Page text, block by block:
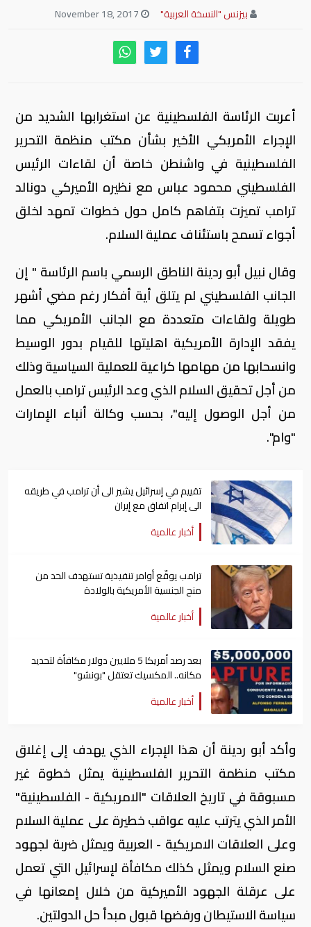
بيزنس "النسخة العربية"
أعربت الرئاسة الفلسطينية عن استغرابها الشديد من
الإجراء الأمريكي الأخير بشأن مكتب منظمة التحرير
الفلسطينية في واشنطن خاصة أن لقاءات الرئيس
الفلسطيني محمود عباس مع نظيره الأميركي دونالد
ترامب تميزت بتفاهم كامل حول خطوات تمهد لخلق
أجواء تسمح باستئناف عملية السلام.
وقال نبيل أبو ردينة الناطق الرسمي باسم الرئاسة " إن
الجانب الفلسطيني لم يتلق أية أفكار رغم مضي أشهر
طويلة ولقاءات متعددة مع الجانب الأمريكي مما
يفقد الإدارة الأمريكية اهليتها للقيام بدور الوسيط
وانسحابها من مهامها كراعية للعملية السياسية وذلك
من أجل تحقيق السلام الذي وعد الرئيس ترامب بالعمل
من أجل الوصول إليه"، بحسب وكالة أنباء الإمارات
"وام".
تقييم في إسرائيل يشير الى أن ترامب في طريقه
الى إبرام اتفاق مع إيران
أخبار عالمية
ترامب يوقّع أوامر تنفيذية تستهدف الحد من
منح الجنسية الأمريكية بالولادة
أخبار عالمية
بعد رصد أمريكا 5 ملايين دولار مكافأة لتحديد
مكانه.. المكسيك تعتقل "بونشو"
أخبار عالمية
وأكد أبو ردينة أن هذا الإجراء الذي يهدف إلى إغلاق
مكتب منظمة التحرير الفلسطينية يمثل خطوة غير
مسبوقة في تاريخ العلاقات "الامريكية - الفلسطينية"
الأمر الذي يترتب عليه عواقب خطيرة على عملية السلام
وعلى العلاقات الامريكية - العربية ويمثل ضربة لجهود
صنع السلام ويمثل كذلك مكافأة لإسرائيل التي تعمل
على عرقلة الجهود الأميركية من خلال إمعانها في
سياسة الاستيطان ورفضها قبول مبدأ حل الدولتين.